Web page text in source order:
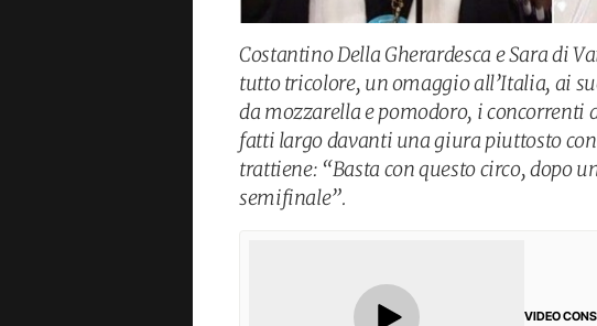
Costantino Della Gherardesca e Sara di
tutto tricolore, un omaggio all’Italia, ai
da mozzarella e pomodoro, i concorrenti
fatti largo davanti una giura piuttosto
trattiene: “Basta con questo circo, dopo
semifinale”.
VIDEO